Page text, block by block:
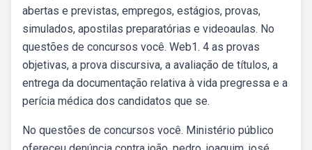
abertas e previstas, empregos, estágios, provas,
simulados, apostilas preparatórias e videoaulas. No
questões de concursos você. Web1. 4 as provas
objetivas, a prova discursiva, a avaliação de títulos, a
entrega da documentação relativa à vida pregressa e a
perícia médica dos candidatos que se.
No questões de concursos você. Ministério público